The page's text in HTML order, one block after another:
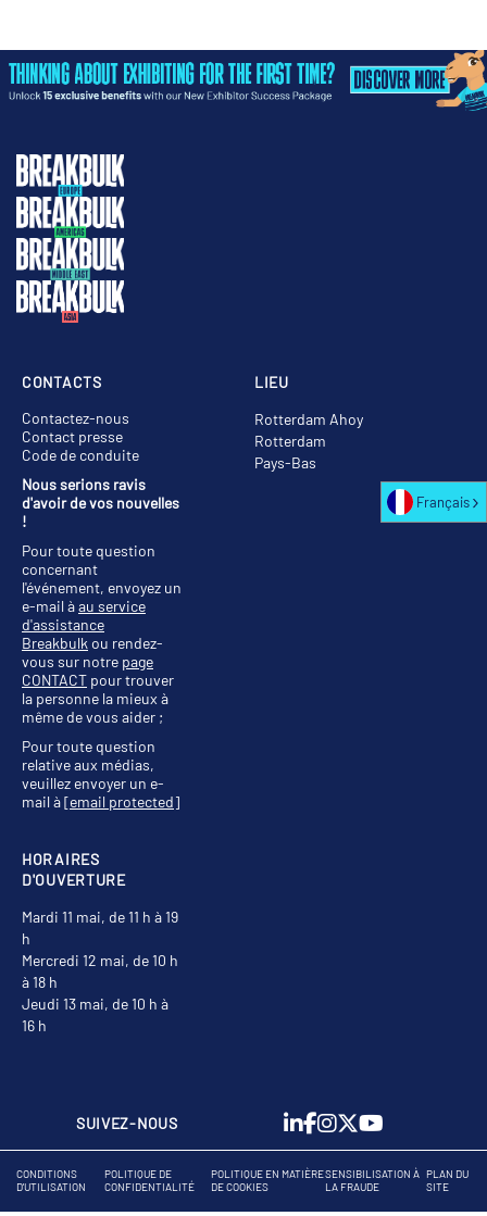
LIEU
Rotterdam Ahoy
Rotterdam
Pays-Bas
HORAIRES
D'OUVERTURE
Mardi 11 mai, de 11 h à 19
h
Mercredi 12 mai, de 10 h
à 18 h
Jeudi 13 mai, de 10 h à
16 h
CONTACTS
Contactez-nous
Contact presse
Code de conduite
Nous serions ravis
d'avoir de vos nouvelles
!
Pour toute question
concernant
l'événement, envoyez un
e-mail àau service
d'assistance
Breakbulk ou rendez-
vous sur notre page
CONTACT pour trouver
la personne la mieux à
même de vous aider ;
Pour toute question
relative aux médias,
veuillez envoyer un e-
mail à[email protected]
SUIVEZ-NOUS
CONDITIONS
D'UTILISATION
POLITIQUE DE
CONFIDENTIALITÉ
POLITIQUE EN MATIÈRE
DE COOKIES
SENSIBILISATION À
LA FRAUDE
PLAN DU
SITE
Français